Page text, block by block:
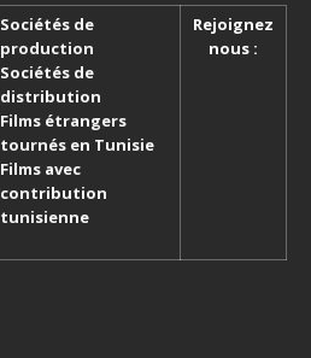
Sociétés de
production
Sociétés de
distribution
Films étrangers
tournés en Tunisie
Films avec
contribution
tunisienne
Rejoignez
nous :